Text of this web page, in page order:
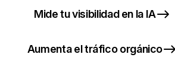
Mide tu visibilidad en la IA
Aumenta el tráfico orgánico